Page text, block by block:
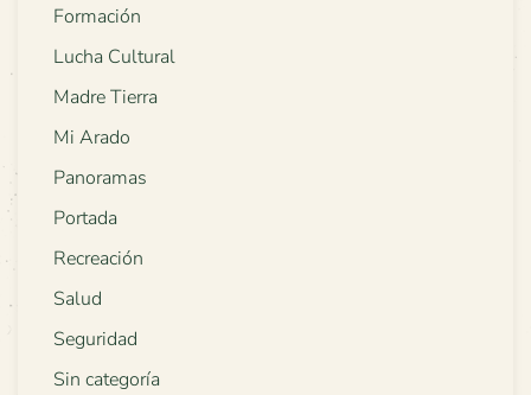
Formación
Lucha Cultural
Madre Tierra
Mi Arado
Panoramas
Portada
Recreación
Salud
Seguridad
Sin categoría